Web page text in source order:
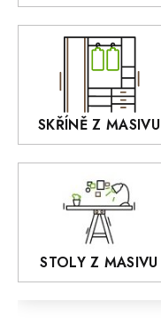
Akce
DEJA
OLD STYLE
KANSAS
RETRO
MONET
OSLO
MODERN loft
SKŘÍNĚ Z MASIVU
STOLY Z MASIVU